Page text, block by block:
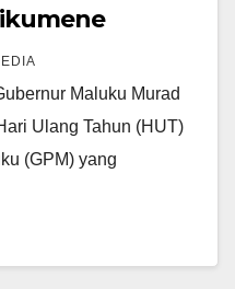
Maluku Murad
Ulang Tahun (HUT)
(GPM) yang